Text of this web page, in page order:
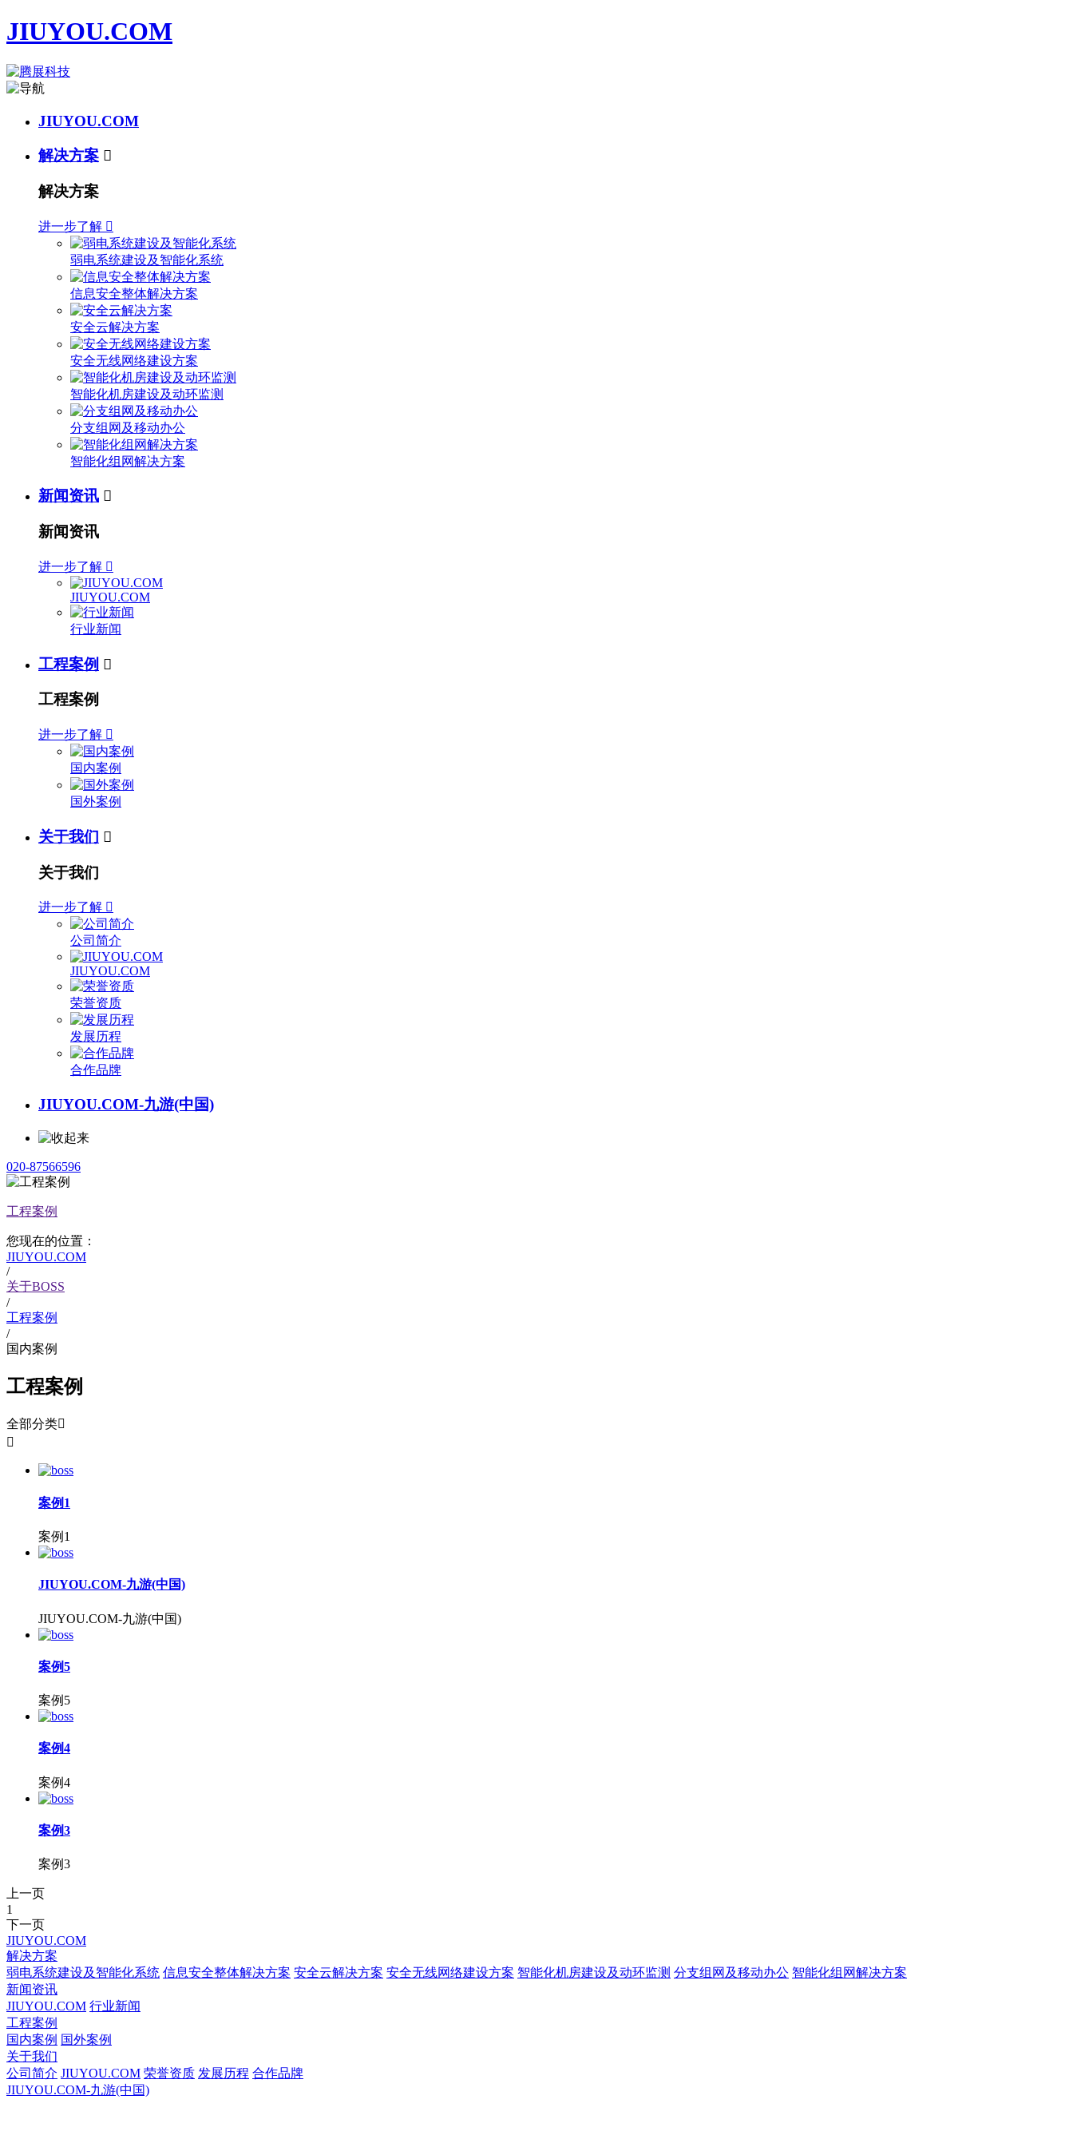
JIUYOU.COM
JIUYOU.COM
解决方案 
解决方案
进一步了解 
弱电系统建设及智能化系统
信息安全整体解决方案
安全云解决方案
安全无线网络建设方案
智能化机房建设及动环监测
分支组网及移动办公
智能化组网解决方案
新闻资讯 
新闻资讯
进一步了解 
JIUYOU.COM
行业新闻
工程案例 
工程案例
进一步了解 
国内案例
国外案例
关于我们 
关于我们
进一步了解 
公司简介
JIUYOU.COM
荣誉资质
发展历程
合作品牌
JIUYOU.COM-九游(中国)
020-87566596
工程案例
您现在的位置：
JIUYOU.COM
/
关于BOSS
/
工程案例
/
国内案例
工程案例
全部分类

案例1
案例1
JIUYOU.COM-九游(中国)
JIUYOU.COM-九游(中国)
案例5
案例5
案例4
案例4
案例3
案例3
上一页
1
下一页
JIUYOU.COM
解决方案
弱电系统建设及智能化系统 信息安全整体解决方案 安全云解决方案 安全无线网络建设方案 智能化机房建设及动环监测 分支组网及移动办公 智能化组网解决方案
新闻资讯
JIUYOU.COM 行业新闻
工程案例
国内案例 国外案例
关于我们
公司简介 JIUYOU.COM 荣誉资质 发展历程 合作品牌
JIUYOU.COM-九游(中国)